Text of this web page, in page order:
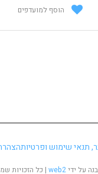
הוסף למועדפים
תנאי שימוש ופרטיות
web2 | כל הזכויות